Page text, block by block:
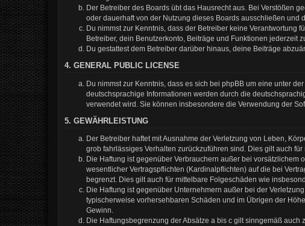
Der Betreiber des Boards übt das Hausrecht aus. Bei Verstößen
oder dauerhaft von der Nutzung dieses Boards ausschließen und
Du nimmst zur Kenntnis, dass der Betreiber keine Verantwortung
Betreiber, dein Benutzerkonto, Beiträge und Funktionen jederzeit
Du gestattest dem Betreiber darüber hinaus, deine Beiträge
4. GENERAL PUBLIC LICENSE
Du nimmst zur Kenntnis, dass es sich bei phpBB um eine unter der „
deutschsprachige Informationen werden durch die
verwendet wird. Sie können insbesondere die Verwendung der
5. GEWÄHRLEISTUNG
Der Betreiber haftet mit Ausnahme der Verletzung von Leben,
grob fahrlässiges Verhalten zurückzuführen sind. Dies gilt auch
Die Haftung ist gegenüber Verbrauchern außer bei
wesentlicher Vertragspflichten (Kardinalpflichten) auf die bei
begrenzt. Dies gilt auch für mittelbare Folgeschäden wie
Die Haftung ist gegenüber Unternehmern außer bei der
typischerweise vorhersehbaren Schäden und im Übrigen der
Gewinn.
Die Haftungsbegrenzung der Absätze a bis c gilt sinngemäß